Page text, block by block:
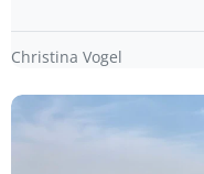
Christina Vogel